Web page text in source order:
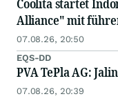
Coolita startet
Alliance" mit
07.08.26, 20:50
EQS-DD
PVA TePla AG:
07.08.26, 20:39